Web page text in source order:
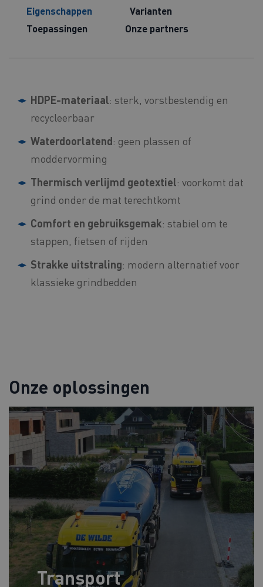
Eigenschappen
Varianten
Toepassingen
Onze partners
HDPE-materiaal: sterk, vorstbestendig en
recycleerbaar
Waterdoorlatend: geen plassen of
moddervorming
Thermisch verlijmd geotextiel: voorkomt dat
grind onder de mat terechtkomt
Comfort en gebruiksgemak: stabiel om te
stappen, fietsen of rijden
Strakke uitstraling: modern alternatief voor
klassieke grindbedden
Onze oplossingen
Transport